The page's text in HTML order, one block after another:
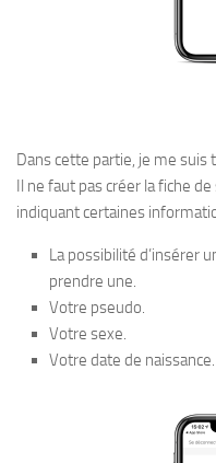
Dans cette partie, je me suis
Il ne faut pas créer la fiche
indiquant certaines
La possibilité d’insérer
prendre une.
Votre pseudo.
Votre sexe.
Votre date de naissance.